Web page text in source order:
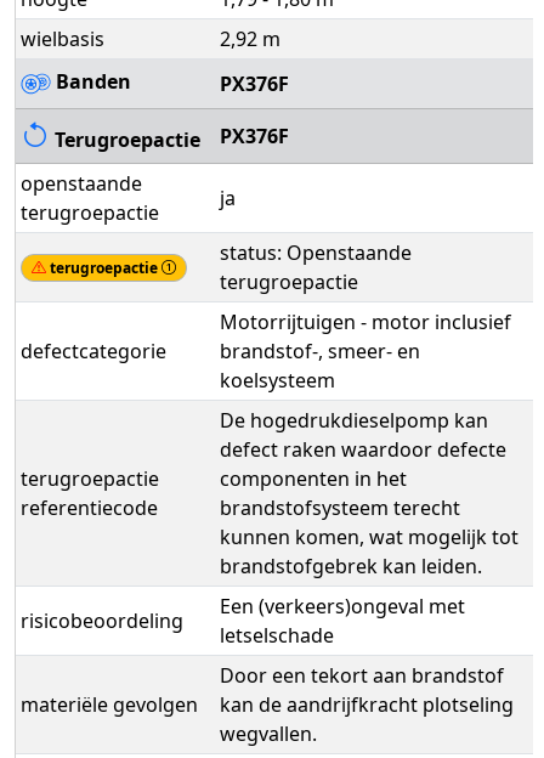
wielbasis
2,92 m
Banden
PX376F
Terugroepactie
PX376F
openstaande
terugroepactie
ja
terugroepactie
status: Openstaande
terugroepactie
defectcategorie
Motorrijtuigen - motor inclusief
brandstof-, smeer- en
koelsysteem
terugroepactie
referentiecode
De hogedrukdieselpomp kan
defect raken waardoor defecte
componenten in het
brandstofsysteem terecht
kunnen komen, wat mogelijk tot
brandstofgebrek kan leiden.
risicobeoordeling
Een (verkeers)ongeval met
letselschade
materiële gevolgen
Door een tekort aan brandstof
kan de aandrijfkracht plotseling
wegvallen.